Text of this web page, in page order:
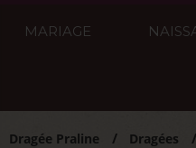
MARIAGE
Dragée Praline Dragées